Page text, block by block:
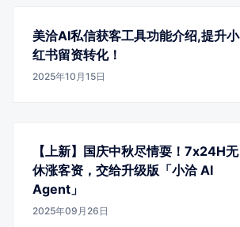
美洽AI私信获客工具功能介绍,提升小
红书留资转化！
2025年10月15日
【上新】国庆中秋尽情耍！7x24H无
休涨客资，交给升级版「小洽 AI
Agent」
2025年09月26日